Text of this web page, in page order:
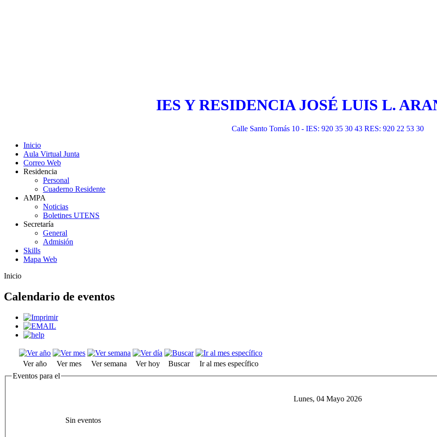
IES Y RESIDENCIA JOSÉ LUIS L.
Calle Santo Tomás 10 - IES: 920 35 30 43 RES: 920 22 53 30
Inicio
Aula Virtual Junta
Correo Web
Residencia
Personal
Cuaderno Residente
AMPA
Noticias
Boletines UTENS
Secretaría
General
Admisión
Skills
Mapa Web
Inicio
Calendario de eventos
Ver año Ver mes Ver semana Ver hoy Buscar
Ir al mes específico
Eventos para el
Lunes, 04 Mayo 2026
Sin eventos